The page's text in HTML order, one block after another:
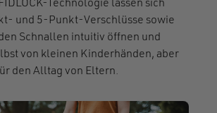
Technologie lassen sich
und 5-Punkt-Verschlüsse sowie
Schnallen intuitiv öffnen und
von kleinen Kinderhänden, aber
den Alltag von Eltern.